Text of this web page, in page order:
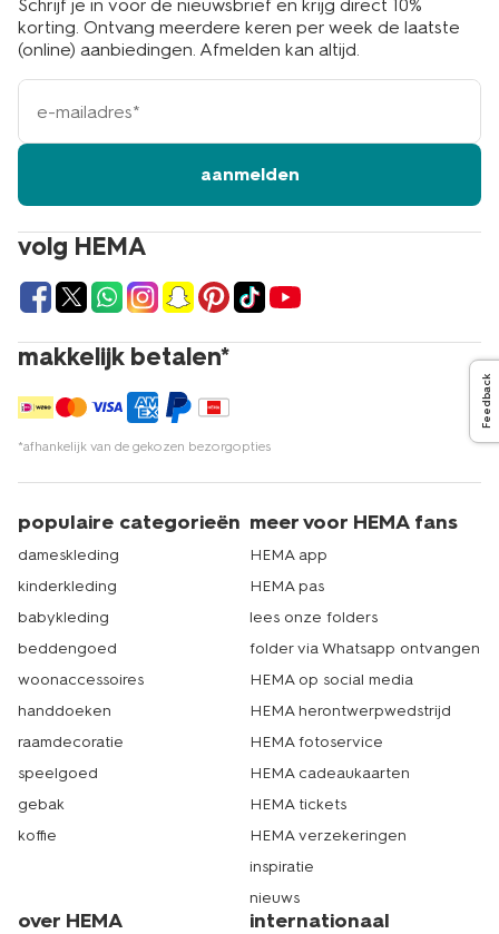
volg HEMA
makkelijk betalen*
*afhankelijk van de gekozen bezorgopties
Schrijf je in voor de nieuwsbrief en krijg direct 10%
korting. Ontvang meerdere keren per week de laatste
(online) aanbiedingen. Afmelden kan altijd.
e-
mailadres
aanmelden
populaire categorieën
dameskleding
kinderkleding
babykleding
beddengoed
woonaccessoires
handdoeken
raamdecoratie
speelgoed
gebak
koffie
meer voor HEMA fans
HEMA app
HEMA pas
lees onze folders
folder via Whatsapp ontvangen
HEMA op social media
HEMA herontwerpwedstrijd
HEMA fotoservice
HEMA cadeaukaarten
HEMA tickets
HEMA verzekeringen
inspiratie
nieuws
over HEMA internationaal
Feedback